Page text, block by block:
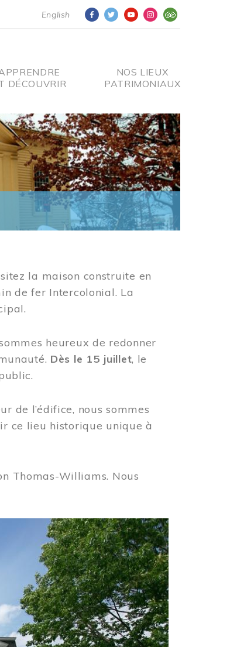
English
DÉCOUVRIR
NOS LIEUX
PATRIMONIAUX
la maison construite en
de fer Intercolonial. La
heureux de redonner
Dès le 15 juillet, le
de l’édifice, nous sommes
ce lieu historique unique à
Thomas-Williams. Nous